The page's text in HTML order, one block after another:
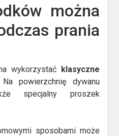
można
prania
wykorzystać klasyczne
powierzchnię dywanu
specjalny proszek
sposobami może